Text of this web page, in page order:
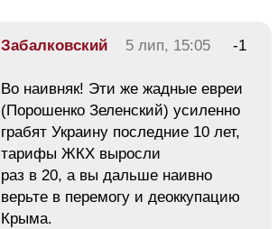
Забалковский 5 лип, 15:05 -1
Во наивняк! Эти же жадные евреи
(Порошенко Зеленский) усиленно
грабят Украину последние 10 лет,
тарифы ЖКХ выросли
раз в 20, а вы дальше наивно
верьте в перемогу и деоккупацию
Крыма.